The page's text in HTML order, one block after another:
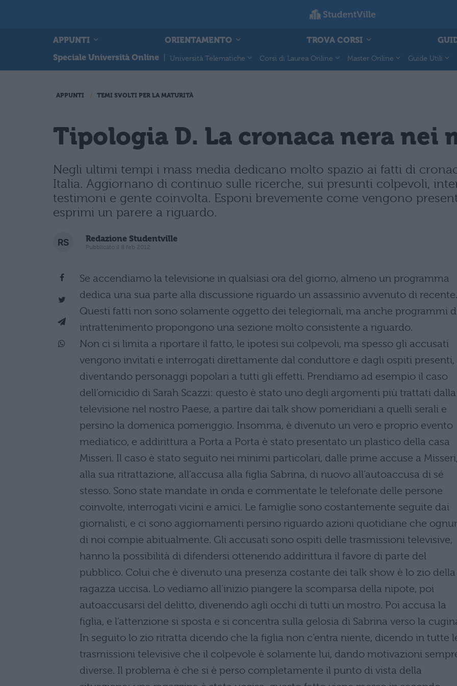
APPUNTI ORIENTAMENTO TROVA CORSI
Speciale Università Online
Università Telematiche Corsi di Laurea Online Master Online Guide Utili
APPUNTI TEMI SVOLTI PER LA MATURITÀ
Tipologia D. La cronaca nera nei
Negli ultimi tempi i mass media dedicano molto spazio ai fatti di
Italia. Aggiornano di continuo sulle ricerche, sui presunti colpevoli,
testimoni e gente coinvolta. Esponi brevemente come vengono
esprimi un parere a riguardo.
Redazione Studentville
Pubblicato il 8 feb 2012
Se accendiamo la televisione in qualsiasi ora del giorno, almeno un programma
dedica una sua parte alla discussione riguardo un assassinio avvenuto di recente.
Questi fatti non sono solamente oggetto dei telegiornali, ma anche programmi
intrattenimento propongono una sezione molto consistente a riguardo.
Non ci si limita a riportare il fatto, le ipotesi sui colpevoli, ma spesso gli accusati
vengono invitati e interrogati direttamente dal conduttore e dagli ospiti presenti,
diventando personaggi popolari a tutti gli effetti. Prendiamo ad esempio il caso
dell’omicidio di Sarah Scazzi: questo è stato uno degli argomenti più trattati dalla
televisione nel nostro Paese, a partire dai talk show pomeridiani a quelli serali e
persino la domenica pomeriggio. Insomma, è divenuto un vero e proprio evento
mediatico, e addirittura a Porta a Porta è stato presentato un plastico della casa
Misseri. Il caso è stato seguito nei minimi particolari, dalle prime accuse a
alla sua ritrattazione, all’accusa alla figlia Sabrina, di nuovo all’autoaccusa di sé
stesso. Sono state mandate in onda e commentate le telefonate delle persone
coinvolte, interrogati vicini e amici. Le famiglie sono costantemente seguite dai
giornalisti, e ci sono aggiornamenti persino riguardo azioni quotidiane che
di noi compie abitualmente. Gli accusati sono ospiti delle trasmissioni televisive,
hanno la possibilità di difendersi ottenendo addirittura il favore di parte del
pubblico. Colui che è divenuto una presenza costante dei talk show è lo zio della
ragazza uccisa. Lo vediamo all’inizio piangere la scomparsa della nipote, poi
autoaccusarsi del delitto, divenendo agli occhi di tutti un mostro. Poi accusa la
figlia, e l’attenzione si sposta e si concentra sulla gelosia di Sabrina verso la
In seguito lo zio ritratta dicendo che la figlia non c’entra niente, dicendo in tutte
trasmissioni televisive che il colpevole è solamente lui, dando motivazioni
diverse. Il problema è che si è perso completamente il punto di vista della